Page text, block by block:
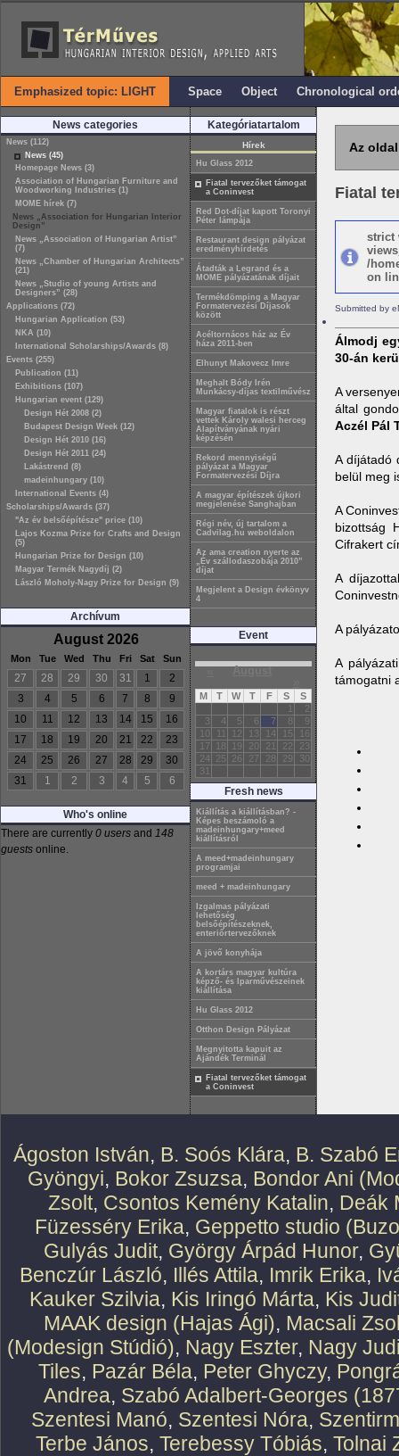
Emphasized topic: LIGHT Space Object Chronological
News categories
News (112)
News (45)
Homepage News (3)
Association of Hungarian Furniture and
Woodworking Industries (1)
MOME hírek (7)
News „Association for Hungarian Interior
Design”
News „Association of Hungarian Artist”
(7)
News „Chamber of Hungarian Architects”
(21)
News „Studio of young Artists and
Designers” (28)
Applications (72)
Hungarian Application (53)
NKA (10)
International Scholarships/Awards (8)
Events (255)
Publication (11)
Exhibitions (107)
Hungarian event (129)
Design Hét 2008 (2)
Budapest Design Week (12)
Design Hét 2010 (16)
Design Hét 2011 (24)
Lakástrend (8)
madeinhungary (10)
International Events (4)
Scholarships/Awards (37)
"Az év belsőépítésze" price (10)
Lajos Kozma Prize for Crafts and Design
(5)
Hungarian Prize for Design (10)
Magyar Termék Nagydíj (2)
László Moholy-Nagy Prize for Design (9)
Archívum
August 2026
Mon Tue Wed Thu Fri Sat Sun
27 28 29 30 31 1
2
3
4 5 6 7 8
9
10
11 12 13 14 15
16
17
18 19 20 21 22
23
24
25 26 27 28 29
30
31
1 2 3 4 5 6
Who's online
There are currently 0 users and 148
guests online.
Kategóriatartalom
Hírek
Hu Glass 2012
Fiatal tervezőket támogat
a Coninvest
Red Dot-díjat kapott Toronyi
Péter lámpája
Restaurant design pályázat
eredményhírdetés
Átadták a Legrand és a
MOME pályázatának díjait
Termékdömping a Magyar
Formatervezési Díjasok
között
Acéltornácos ház az Év
háza 2011-ben
Elhunyt Makovecz Imre
Meghalt Bódy Irén
Munkácsy-díjas textilművész
Magyar fiatalok is részt
vettek Károly walesi herceg
Alapítványának nyári
képzésén
Rekord mennyiségű
pályázat a Magyar
Formatervezési Díjra
A magyar építészek újkori
megjelenése Sanghajban
Régi név, új tartalom a
Cadvilag.hu weboldalon
Az ama creation nyerte az
„Év szállodaszobája 2010”
díjat
Megjelent a Design évkönyv
4
Event
« August
M T W T F S
S
1
2
3
4 5 6 7 8
9
10
11 12 13 14 15
16
17
18 19 20 21 22
23
24
25 26 27 28 29
30
31
Fresh news
Kiállítás a kiállításban? -
Képes beszámoló a
madeinhungary+meed
kiállításról
A meed+madeinhungary
programjai
meed + madeinhungary
Izgalmas pályázati
lehetőség
belsőépítészeknek,
enteriőrtervezőknek
A jövő konyhája
A kortárs magyar kultúra
képző- és Iparművészeinek
kiállítása
Hu Glass 2012
Otthon Design Pályázat
Megnyitotta kapuit az
Ajándék Terminál
Fiatal tervezőket támogat
a Coninvest
Az
Fiatal
strict
/
on
Submitted by
Álmodj
30-án
A verseny
által
Aczél Pál
A díjátadó
belül meg
A
bizottság
Cifrakert
A
A
A
támogatni
Ágoston István, B. Soós Klára, B. Szabó
Gyöngyi, Bokor Zsuzsa, Bondor Ani
Zsolt, Csontos Kemény Katalin, Deák
Füzesséry Erika, Geppetto studio
Gulyás Judit, György Árpád Hunor,
Benczúr László, Illés Attila, Imrik Erika,
Kauker Szilvia, Kis Iringó Márta, Kis
MAAK design (Hajas Ági), Macsali
(Modesign Stúdió), Nagy Eszter, Nagy
Tiles, Pazár Béla, Peter Ghyczy,
Andrea, Szabó Adalbert-Georges
Szentesi Manó, Szentesi Nóra,
Terbe János, Terebessy Tóbiás, Tolnai